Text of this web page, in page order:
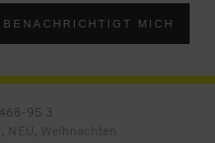
BENACHRICHTIGT MICH
95 3
, ,